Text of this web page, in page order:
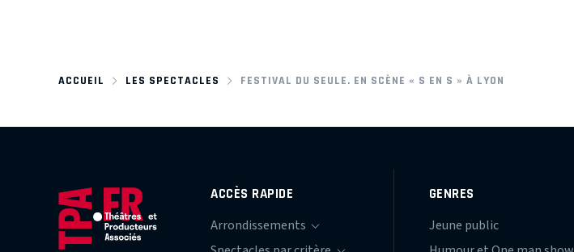
ACCUEIL LES SPECTACLES FESTIVAL DU SEULE. EN SCÈNE « S EN S » À LYON
ACCÈS RAPIDE GENRES
Jeune public